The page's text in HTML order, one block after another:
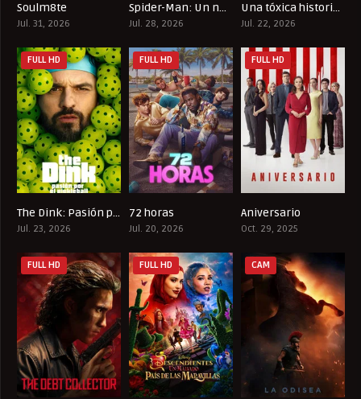
Soulm8te
Jul. 31, 2026
8.2
Spider-Man: Un nuevo día
Jul. 28, 2026
6.8
Una tóxica historia de amor
Jul. 22, 2026
0
FULL HD
The Dink: Pasión por el pickleball
Jul. 23, 2026
FULL HD
72 horas
Jul. 20, 2026
FULL HD
Aniversario
Oct. 29, 2025
FULL HD FULL HD CAM